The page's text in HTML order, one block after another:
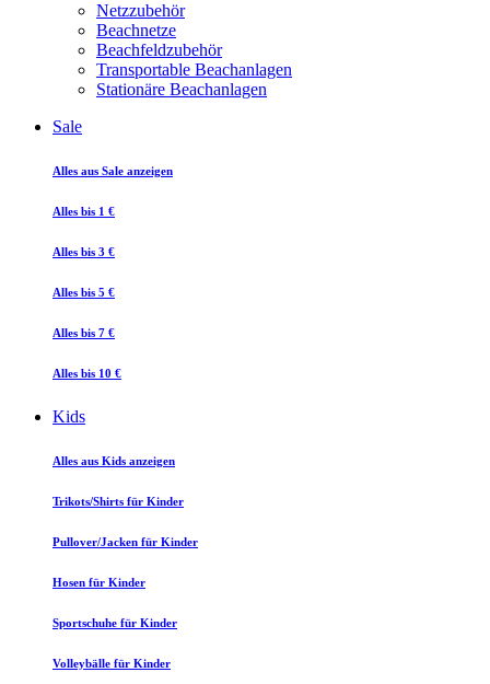
Netzzubehör
Beachnetze
Beachfeldzubehör
Transportable Beachanlagen
Stationäre Beachanlagen
Sale
Alles aus Sale anzeigen
Alles bis 1 €
Alles bis 3 €
Alles bis 5 €
Alles bis 7 €
Alles bis 10 €
Kids
Alles aus Kids anzeigen
Trikots/Shirts für Kinder
Pullover/Jacken für Kinder
Hosen für Kinder
Sportschuhe für Kinder
Volleybälle für Kinder